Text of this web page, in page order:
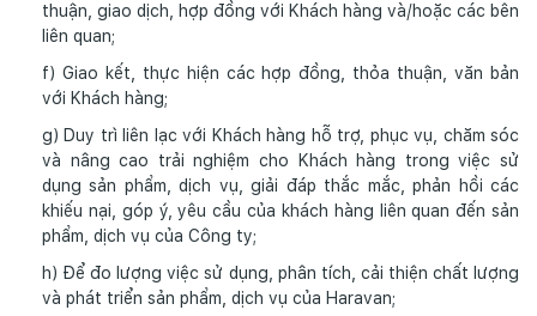
thuận, giao dịch, hợp đồng với Khách hàng và/hoặc các bên
liên quan;
f) Giao kết, thực hiện các hợp đồng, thỏa thuận, văn bản
với Khách hàng;
g) Duy trì liên lạc với Khách hàng hỗ trợ, phục vụ, chăm sóc
và nâng cao trải nghiệm cho Khách hàng trong việc sử
dụng sản phẩm, dịch vụ, giải đáp thắc mắc, phản hồi các
khiếu nại, góp ý, yêu cầu của khách hàng liên quan đến sản
phẩm, dịch vụ của Công ty;
h) Để đo lượng việc sử dụng, phân tích, cải thiện chất lượng
và phát triển sản phẩm, dịch vụ của Haravan;